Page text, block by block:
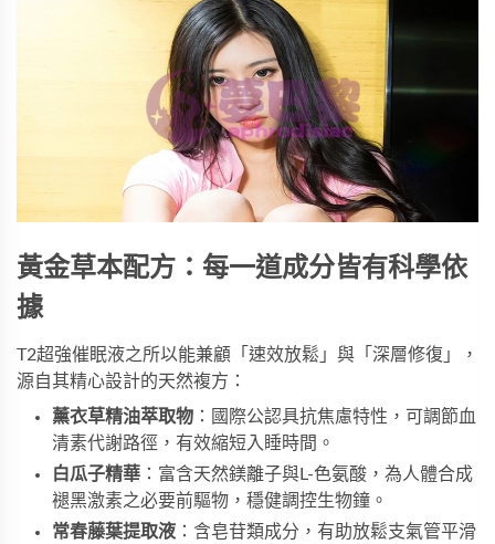
黃金草本配方：每一道成分皆有科學依
據
T2超強催眠液之所以能兼顧「速效放鬆」與「深層修復」，
源自其精心設計的天然複方：
薰衣草精油萃取物 ：國際公認具抗焦慮特性，可調節血
清素代謝路徑，有效縮短入睡時間。
白瓜子精華 ：富含天然鎂離子與L-色氨酸，為人體合成
褪黑激素之必要前驅物，穩健調控生物鐘。
常春藤葉提取液 ：含皂苷類成分，有助放鬆支氣管平滑